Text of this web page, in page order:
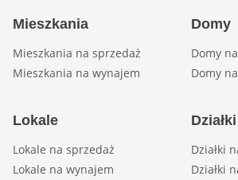
Mieszkania
Mieszkania na sprzedaż
Mieszkania na wynajem
Domy
Domy
Domy
Lokale
Lokale na sprzedaż
Lokale na wynajem
Działki
Działki
Działki